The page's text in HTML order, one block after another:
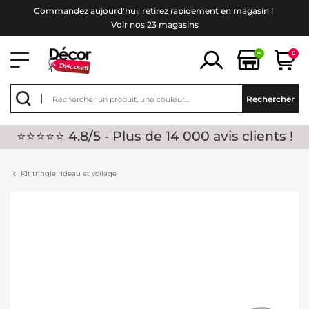
Commandez aujourd'hui, retirez rapidement en magasin !
Voir nos 23 magasins
+ 0
Rechercher
⭐⭐⭐⭐⭐ 4.8/5 - Plus de 14 000 avis clients !
Kit tringle rideau et voilage